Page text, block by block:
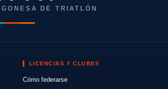
DE TRIATLÓN
LICENCIAS Y CLUBES
Cómo federarse